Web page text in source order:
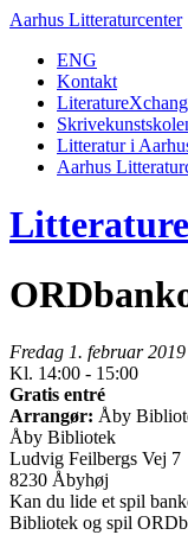
Aarhus Litteraturcenter
ENG
Kontakt
Litteratur i
Aarhus
Fredag 1. februar 2019
Kl. 14:00 - 15:00
Gratis entré
Arrangør: Åby
Åby Bibliotek
Ludvig Feilbergs Vej 7
8230 Åbyhøj
Kan du lide et spil
Bibliotek og spil